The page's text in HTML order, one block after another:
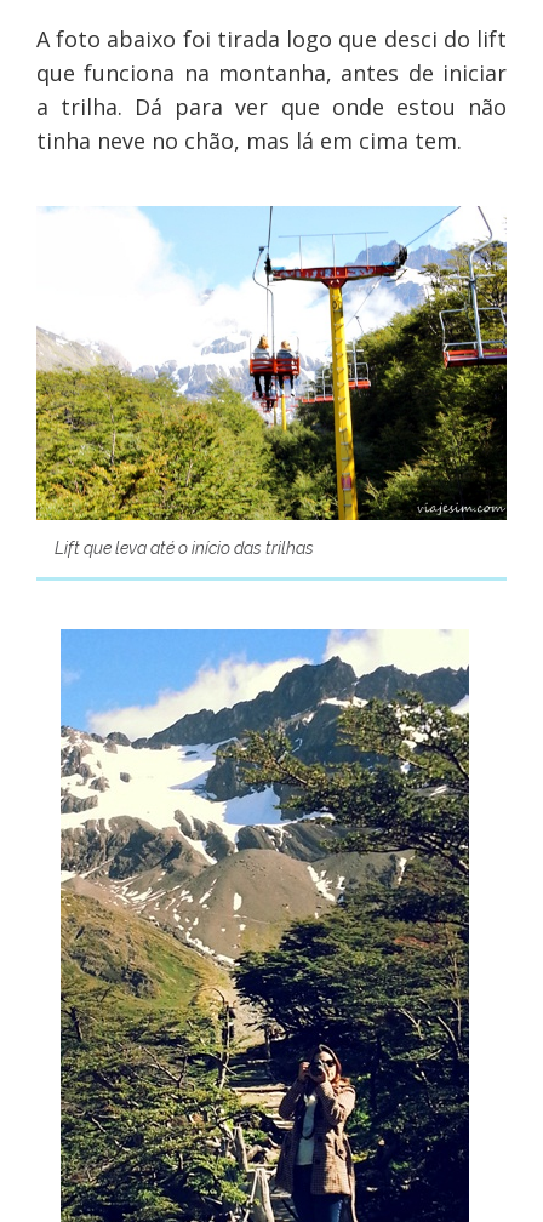
A foto abaixo foi tirada logo que desci do lift
que funciona na montanha, antes de iniciar
a trilha. Dá para ver que onde estou não
tinha neve no chão, mas lá em cima tem.
Lift que leva até o início das trilhas